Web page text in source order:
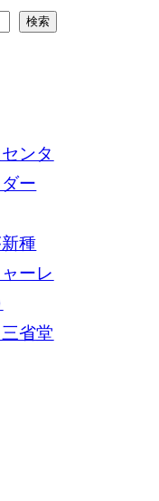
検索
ンタ
ー
種
ーレ
省堂